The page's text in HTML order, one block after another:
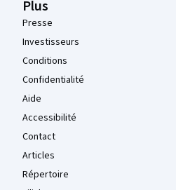
Plus
Presse
Investisseurs
Conditions
Confidentialité
Aide
Accessibilité
Contact
Articles
Répertoire